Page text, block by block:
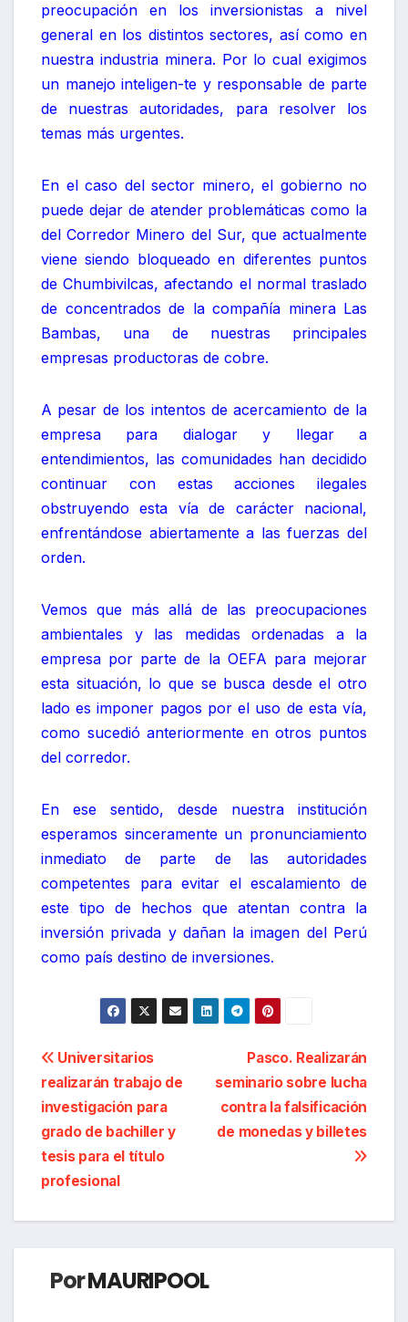
preocupación en los inversionistas a nivel
general en los distintos sectores, así como en
nuestra industria minera. Por lo cual exigimos
un manejo inteligen-te y responsable de parte
de nuestras autoridades, para resolver los
temas más urgentes.
En el caso del sector minero, el gobierno no
puede dejar de atender problemáticas como la
del Corredor Minero del Sur, que actualmente
viene siendo bloqueado en diferentes puntos
de Chumbivilcas, afectando el normal traslado
de concentrados de la compañía minera Las
Bambas, una de nuestras principales
empresas productoras de cobre.
A pesar de los intentos de acercamiento de la
empresa para dialogar y llegar a
entendimientos, las comunidades han decidido
continuar con estas acciones ilegales
obstruyendo esta vía de carácter nacional,
enfrentándose abiertamente a las fuerzas del
orden.
Vemos que más allá de las preocupaciones
ambientales y las medidas ordenadas a la
empresa por parte de la OEFA para mejorar
esta situación, lo que se busca desde el otro
lado es imponer pagos por el uso de esta vía,
como sucedió anteriormente en otros puntos
del corredor.
En ese sentido, desde nuestra institución
esperamos sinceramente un pronunciamiento
inmediato de parte de las autoridades
competentes para evitar el escalamiento de
este tipo de hechos que atentan contra la
inversión privada y dañan la imagen del Perú
como país destino de inversiones.
Navegación
de
entradas
Pasco. Realizarán
seminario sobre lucha
contra la falsificación
de monedas y billetes
Universitarios
realizarán trabajo de
investigación para
grado de bachiller y
tesis para el título
profesional
PorMAURIPOOL